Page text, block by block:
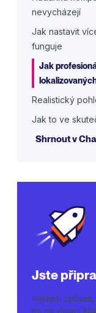
nevycházejí
Jak nastavit
funguje
Jak
Realistický
Jak to ve
Shrnout v
Jste
Nejlepší
ho na vlastní